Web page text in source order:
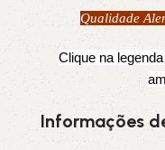
Qualidade
Clique na
Informações